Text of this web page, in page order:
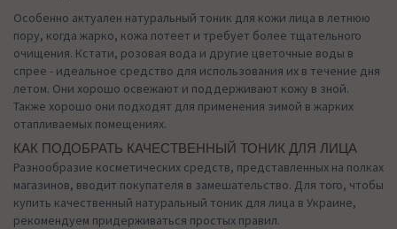
Особенно актуален натуральный тоник для кожи лица в летнюю
пору, когда жарко, кожа потеет и требует более тщательного
очищения. Кстати, розовая вода и другие цветочные воды в
спрее - идеальное средство для использования их в течение дня
летом. Они хорошо освежают и поддерживают кожу в зной.
Также хорошо они подходят для применения зимой в жарких
отапливаемых помещениях.
КАК ПОДОБРАТЬ КАЧЕСТВЕННЫЙ ТОНИК ДЛЯ ЛИЦА
Разнообразие косметических средств, представленных на полках
магазинов, вводит покупателя в замешательство. Для того, чтобы
купить качественный натуральный тоник для лица в Украине,
рекомендуем придерживаться простых правил.